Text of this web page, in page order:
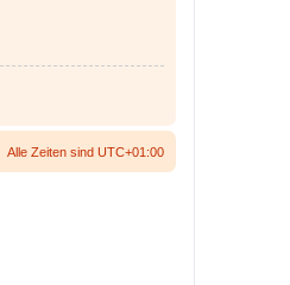
Alle Zeiten sind UTC+01:00